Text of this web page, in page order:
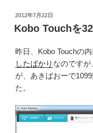
投
稿
日:
2012年7月22日
Kobo Touchを
昨日、Kobo Touchの
したばかり なのです
が、あきばおーで
た。